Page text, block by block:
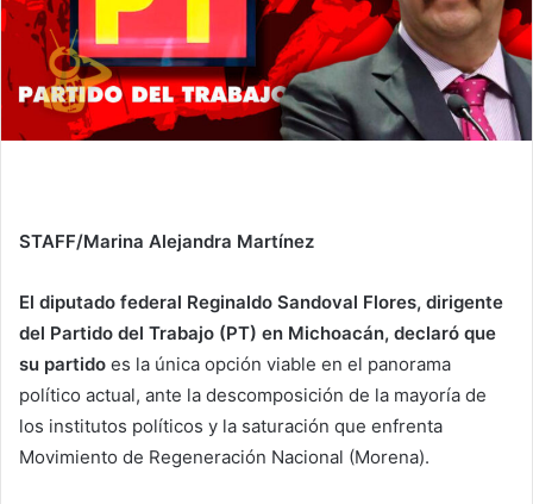
STAFF/Marina Alejandra Martínez
El diputado federal Reginaldo Sandoval Flores, dirigente
del Partido del Trabajo (PT) en Michoacán, declaró que
su partido es la única opción viable en el panorama
político actual, ante la descomposición de la mayoría de
los institutos políticos y la saturación que enfrenta
Movimiento de Regeneración Nacional (Morena).